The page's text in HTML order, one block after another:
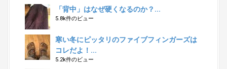
「背中」はなぜ硬くなるのか？...
5.8k件のビュー
寒い冬にピッタリのファイブフィンガーズは
コレだよ！...
5.2k件のビュー